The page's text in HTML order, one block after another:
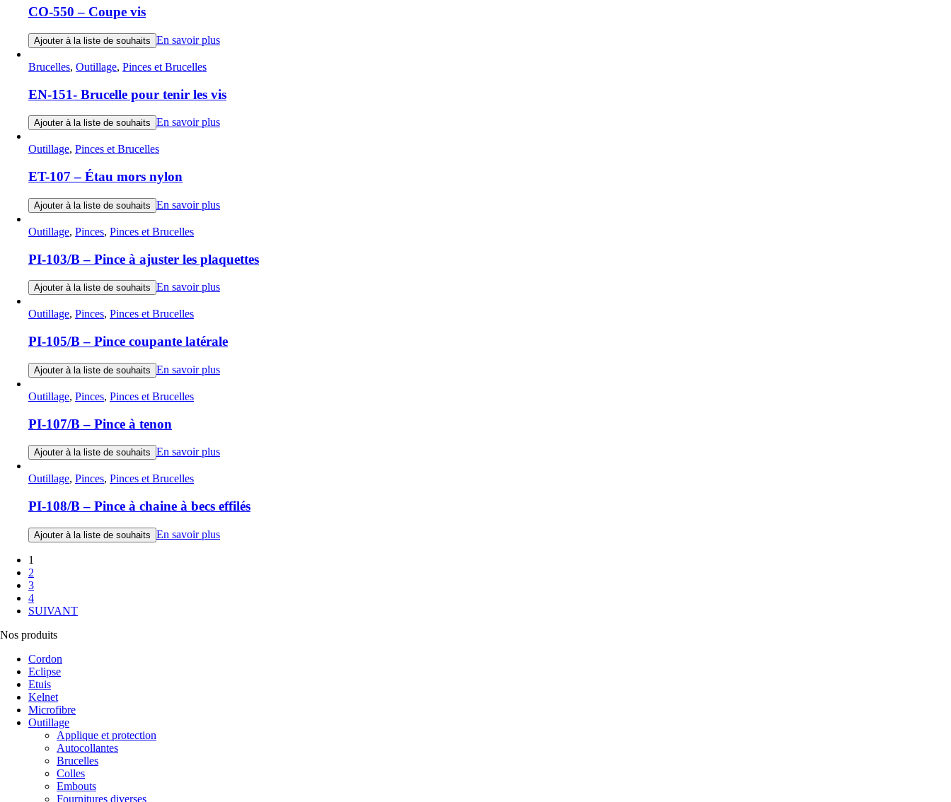
CO-550 – Coupe vis
Ajouter à la liste de souhaits En savoir plus
Brucelles, Outillage, Pinces et Brucelles
EN-151- Brucelle pour tenir les vis
Ajouter à la liste de souhaits En savoir plus
Outillage, Pinces et Brucelles
ET-107 – Étau mors nylon
Ajouter à la liste de souhaits En savoir plus
Outillage, Pinces, Pinces et Brucelles
PI-103/B – Pince à ajuster les plaquettes
Ajouter à la liste de souhaits En savoir plus
Outillage, Pinces, Pinces et Brucelles
PI-105/B – Pince coupante latérale
Ajouter à la liste de souhaits En savoir plus
Outillage, Pinces, Pinces et Brucelles
PI-107/B – Pince à tenon
Ajouter à la liste de souhaits En savoir plus
Outillage, Pinces, Pinces et Brucelles
PI-108/B – Pince à chaine à becs effilés
Ajouter à la liste de souhaits En savoir plus
1
2
3
4
SUIVANT
Nos produits
Cordon
Eclipse
Etuis
Kelnet
Microfibre
Outillage
Applique et protection
Autocollantes
Brucelles
Colles
Embouts
Fournitures diverses